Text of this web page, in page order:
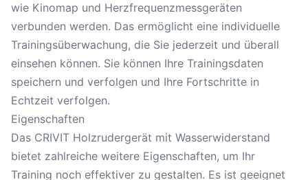
wie Kinomap und Herzfrequenzmessgeräten
verbunden werden. Das ermöglicht eine individuelle
Trainingsüberwachung, die Sie jederzeit und überall
einsehen können. Sie können Ihre Trainingsdaten
speichern und verfolgen und Ihre Fortschritte in
Echtzeit verfolgen.
Eigenschaften
Das CRIVIT Holzrudergerät mit Wasserwiderstand
bietet zahlreiche weitere Eigenschaften, um Ihr
Training noch effektiver zu gestalten. Es ist geeignet